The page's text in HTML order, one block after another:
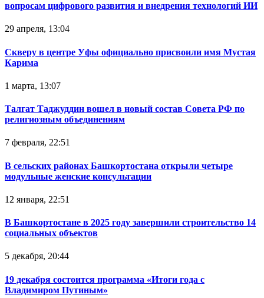
вопросам цифрового развития и внедрения технологий ИИ
29 апреля, 13:04
Скверу в центре Уфы официально присвоили имя Мустая
Карима
1 марта, 13:07
Талгат Таджуддин вошел в новый состав Совета РФ по
религиозным объединениям
7 февраля, 22:51
В сельских районах Башкортостана открыли четыре
модульные женские консультации
12 января, 22:51
В Башкортостане в 2025 году завершили строительство 14
социальных объектов
5 декабря, 20:44
19 декабря состоится программа «Итоги года с
Владимиром Путиным»